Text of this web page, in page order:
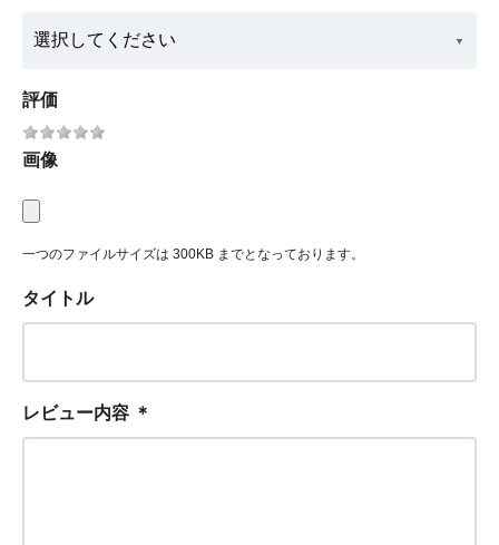
評価
画像
一つのファイルサイズは 300KB までとなっております。
タイトル
レビュー内容 ＊